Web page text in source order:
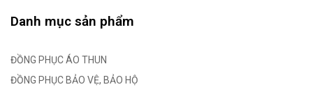
Danh mục sản phẩm
ĐỒNG PHỤC ÁO THUN
ĐỒNG PHỤC BẢO VỆ, BẢO HỘ